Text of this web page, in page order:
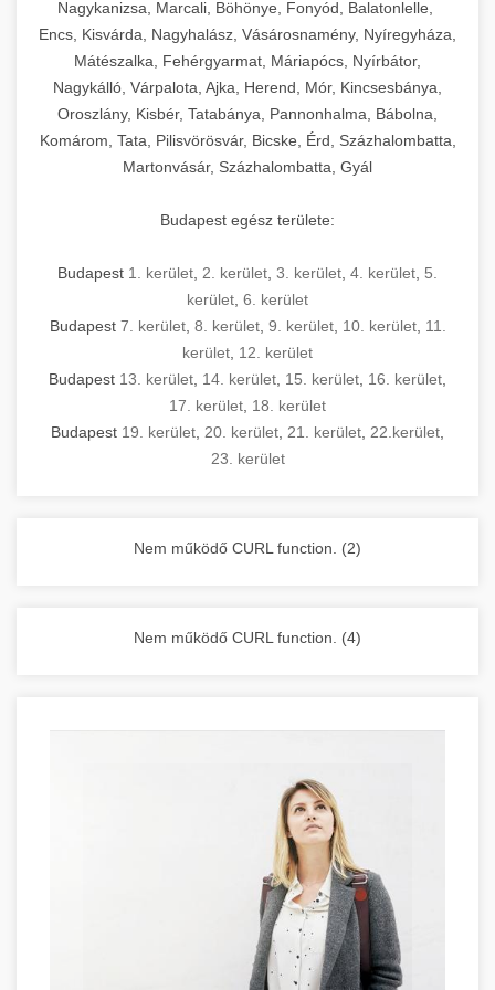
Ipari sütők és gőzpárolók katalógusa -
chef-iparikonyhagepek.hu
berendezések
használatot, miközben megfelel az összes
higiéniai előírásnak.
Ipari hűtőberendezések széles
választéka - chef-iparikonyhagepek.hu
kereskedelmi hűtőegység és hűtőkamra rendszerek
hőmérsékletet és vízminőséget figyelő
rendszerekkel, valamint energiatakarékos
technológiával rendelkeznek. A rozsdamentes
acél konstrukció és a könnyen hozzáférhető
karbantartási pontok biztosítják a hosszú
élettartamot és az egyszerű üzemeltetést.
Ipari mosogatógépek teljes kínálata -
kereskedelmi mosogatógép és tisztítóberendezések
tisztíthatók, szétszerelhetők és karbantarthatók,
megfelelnek az összes élelmiszer-biztonsági
előírásnak. Különböző teljesítményű modellek
állnak rendelkezésre asztali és állványos
kivitelben, az egyedi igények és a
feldolgozandó mennyiségek függvényében.
Biztonságos kezelést biztosító védőburkolatok
számára.
Sajtreszelő gépek szakmai választéka -
chef-iparikonyhagepek.hu
kereskedelmi sajtreszelő és aprítógépek
berendezést magában foglal, amely szükséges
egy modern, hatékonyan működő
kereskedelmi konyha komplett felszereléséhez
és működtetéséhez. Az alapvető
főzőberendezésektől (tűzhelyek, sütők,
grillsütők, frittőzök) kezdve a speciális
feldolgozógépeken (szeletelők, aprítók,
kiegészítő eszközökig mindent egy helyen
megtalál. Szakértő tanácsadóink segítenek a
megfelelő berendezések kiválasztásában, a
konyha optimális elrendezésének
megtervezésében, valamint a telepítés és az
üzembe helyezés koordinálásában. Hosszú távú
garancia, gyors szerviz és folyamatos műszaki
támogatás biztosítja az Ön nyugalmát és
Nagykonyhai berendezések komplett
Nagykanizsa, Marcali, Böhönye, Fonyód, Balatonlelle,
Encs, Kisvárda, Nagyhalász, Vásárosnamény, Nyíregyháza,
Mátészalka, Fehérgyarmat, Máriapócs, Nyírbátor,
Nagykálló, Várpalota, Ajka, Herend, Mór, Kincsesbánya,
Oroszlány, Kisbér, Tatabánya, Pannonhalma, Bábolna,
Komárom, Tata, Pilisvörösvár, Bicske, Érd, Százhalombatta,
Martonvásár, Százhalombatta, Gyál
Budapest egész területe:
Budapest 1. kerület 2. kerület 3. kerület 4. kerület 5.
kerület 6. kerület
Budapest 7. kerület, 8. kerület, 9. kerület, 10. kerület, 11.
kerület 12. kerület
Budapest 13. kerület 14. kerület 15. kerület 16. kerület
17. kerület 18. kerület
Budapest 19. kerület 20. kerület 21. kerület 22.kerület
23. kerület
Nem működő CURL function. (2)
Nem működő CURL function. (4)